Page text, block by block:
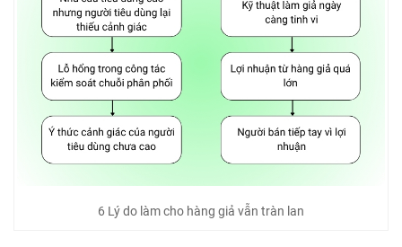
6 Lý do làm cho hàng giả vẫn tràn lan